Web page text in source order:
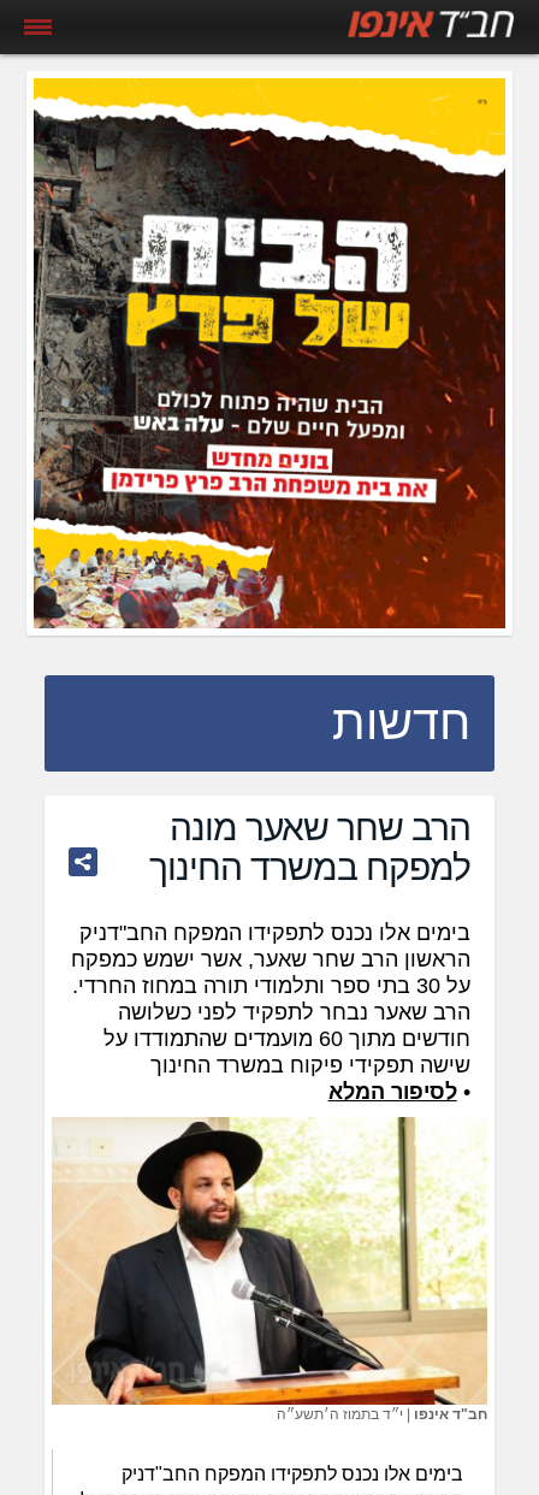
חדשות
הרב שחר שאער מונה
למפקח במשרד החינוך
בימים אלו נכנס לתפקידו המפקח החב"דניק
הראשון הרב שחר שאער, אשר ישמש כמפקח
על 30 בתי ספר ותלמודי תורה במחוז החרדי.
הרב שאער נבחר לתפקיד לפני כשלושה
חודשים מתוך 60 מועמדים שהתמודדו על
שישה תפקידי פיקוח במשרד החינוך
•לסיפור המלא
חב"ד אינפו י״ד בתמוז ה׳תשע״ה
בימים אלו נכנס לתפקידו המפקח החב"דניק